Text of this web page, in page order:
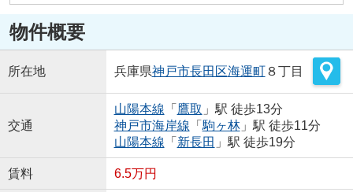
物件概要
所在地 兵庫県神戸市長田区海運町８丁目
交通
山陽本線 「 鷹取 」駅 徒歩13分
神戸市海岸線 「 駒ヶ林」駅 徒歩11分
山陽本線 「 新長田 」駅 徒歩19分
賃料 6.5万円